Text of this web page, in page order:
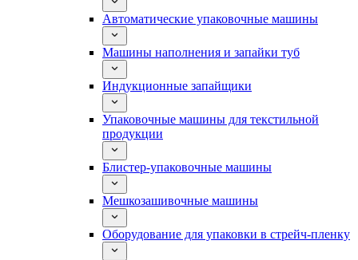
Автоматические упаковочные машины
Машины наполнения и запайки туб
Индукционные запайщики
Упаковочные машины для текстильной
продукции
Блистер-упаковочные машины
Мешкозашивочные машины
Оборудование для упаковки в стрейч-пленку